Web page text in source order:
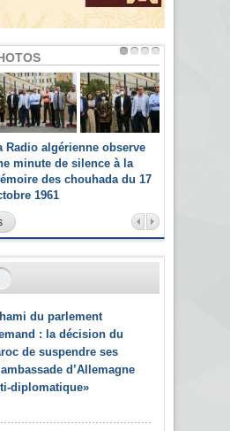
Radio algérienne observe
minute de silence à la
des chouhada du 17
1961
du parlement
: la décision du
de suspendre ses
d’Allemagne
diplomatique»